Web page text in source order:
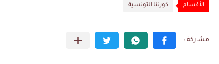
الأقسام كورتنا التونسية